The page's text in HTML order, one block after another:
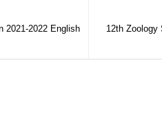
12th Zoology
2021-2022 English